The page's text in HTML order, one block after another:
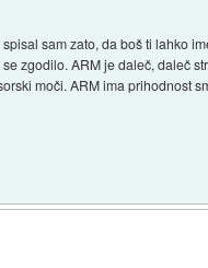
sam zato, da boš ti lahko
zgodilo. ARM je daleč, daleč
moči. ARM ima prihodnost